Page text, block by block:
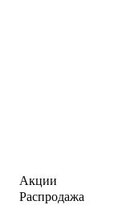
Акции
Распродажа